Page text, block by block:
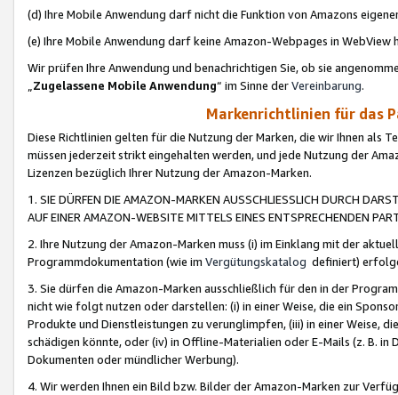
(d) Ihre Mobile Anwendung darf nicht die Funktion von Amazons
(e) Ihre Mobile Anwendung darf keine Amazon-Webpages in WebView
Wir prüfen Ihre Anwendung und benachrichtigen Sie, ob sie
„Zugelassene Mobile Anwendung“ im Sinne derVereinbarung.
Markenrichtlinien für das
Diese Richtlinien gelten für die Nutzung der Marken, die wir Ihnen als
müssen jederzeit strikt eingehalten werden, und jede Nutzung der
Lizenzen bezüglich Ihrer Nutzung der Amazon-Marken.
1. SIE DÜRFEN DIE AMAZON-MARKEN AUSSCHLIESSLICH DURCH
AUF EINER AMAZON-WEBSITE MITTELS EINES ENTSPRECHENDEN
2. Ihre Nutzung der Amazon-Marken muss (i) im Einklang mit der
Programmdokumentation (wie im Vergütungskatalog definiert)
3. Sie dürfen die Amazon-Marken ausschließlich für den in der
nicht wie folgt nutzen oder darstellen: (i) in einer Weise, die ein
Produkte und Dienstleistungen zu verunglimpfen, (iii) in einer Weise,
schädigen könnte, oder (iv) in Offline-Materialien oder E-Mails (z. B. in
Dokumenten oder mündlicher Werbung).
4. Wir werden Ihnen ein Bild bzw. Bilder der Amazon-Marken zur